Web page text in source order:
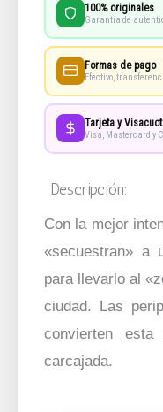
100% originales
Garantía de
Formas de pago
Efectivo,
Tarjeta y
Visa, Mastercard y
Descripción:
Con la mejor
«secuestran» a
para llevarlo al
ciudad. Las
convierten
carcajada.